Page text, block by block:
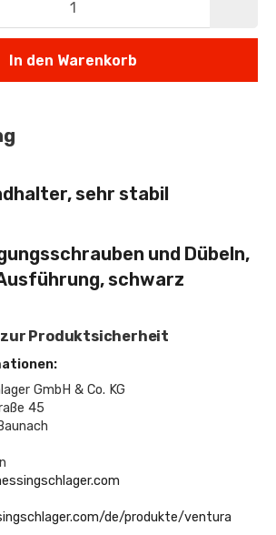
In den Warenkorb
sehr stabil
und Dübeln,
schwarz
Produktsicherheit
GmbH & Co. KG
45
de/produkte/ventura